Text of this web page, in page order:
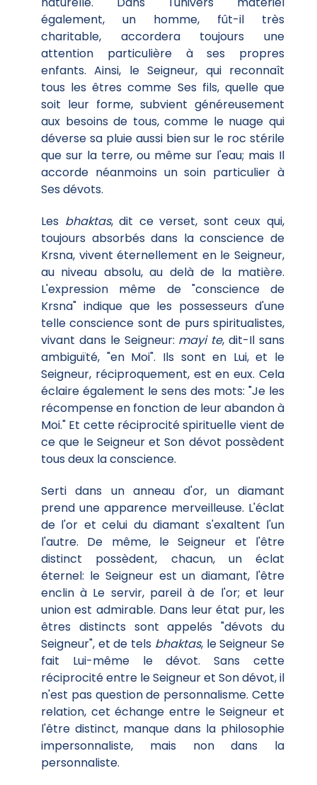
également, un homme, fût-il très
charitable, accordera toujours une
attention particulière à ses propres
enfants. Ainsi, le Seigneur, qui reconnaît
tous les êtres comme Ses fils, quelle que
soit leur forme, subvient généreusement
aux besoins de tous, comme le nuage qui
déverse sa pluie aussi bien sur le roc stérile
que sur la terre, ou même sur l'eau; mais Il
accorde néanmoins un soin particulier à
Ses dévots.
Les bhaktas, dit ce verset, sont ceux qui,
toujours absorbés dans la conscience de
Krsna, vivent éternellement en le Seigneur,
au niveau absolu, au delà de la matière.
L'expression même de "conscience de
Krsna" indique que les possesseurs d'une
telle conscience sont de purs spiritualistes,
vivant dans le Seigneur: mayi te, dit-Il sans
ambiguïté, "en Moi". Ils sont en Lui, et le
Seigneur, réciproquement, est en eux. Cela
éclaire également le sens des mots: "Je les
récompense en fonction de leur abandon à
Moi." Et cette réciprocité spirituelle vient de
ce que le Seigneur et Son dévot possèdent
tous deux la conscience.
Serti dans un anneau d'or, un diamant
prend une apparence merveilleuse. L'éclat
de l'or et celui du diamant s'exaltent l'un
l'autre. De même, le Seigneur et l'être
distinct possèdent, chacun, un éclat
éternel: le Seigneur est un diamant, l'être
enclin à Le servir, pareil à de l'or; et leur
union est admirable. Dans leur état pur, les
êtres distincts sont appelés "dévots du
Seigneur", et de tels bhaktas, le Seigneur Se
fait Lui-même le dévot. Sans cette
réciprocité entre le Seigneur et Son dévot, il
n'est pas question de personnalisme. Cette
relation, cet échange entre le Seigneur et
l'être distinct, manque dans la philosophie
impersonnaliste, mais non dans la
personnaliste.